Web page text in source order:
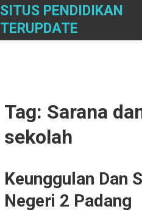
Skip
content
SITUS PENDIDIKAN
TERUPDATE
Tag: Sarana
sekolah
Keunggulan Dan
Negeri 2 Padang